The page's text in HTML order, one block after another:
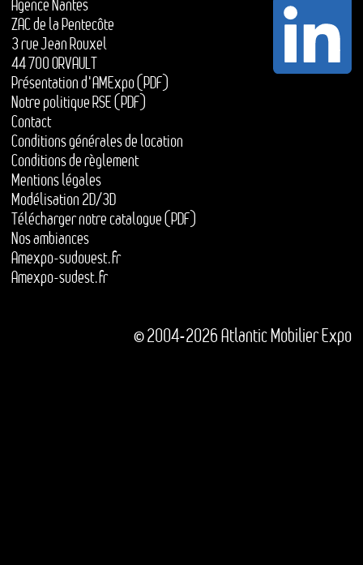
Agence Nantes
ZAC de la Pentecôte
3 rue Jean Rouxel
44 700 ORVAULT
Présentation d'AMExpo (PDF)
Notre politique RSE (PDF)
Contact
Conditions générales de location
Conditions de règlement
Mentions légales
Modélisation 2D/3D
Télécharger notre catalogue (PDF)
Nos ambiances
Amexpo-sudouest.fr
Amexpo-sudest.fr
© 2004-2026 Atlantic Mobilier Expo